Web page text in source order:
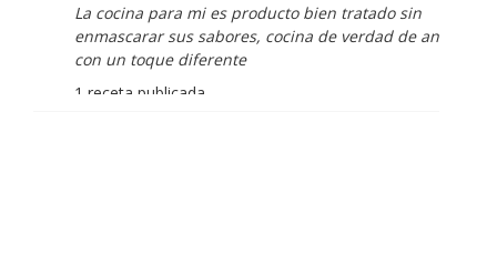
La cocina para mi es producto bien tratado sin
enmascarar sus sabores, cocina de verdad de antaño
con un toque diferente
1 receta publicada